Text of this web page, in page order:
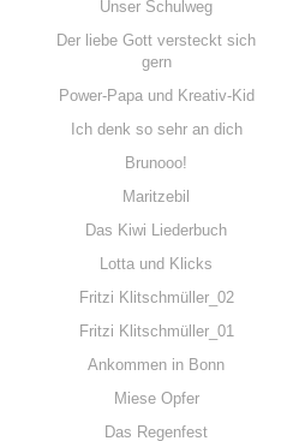
Unser Schulweg
Der liebe Gott versteckt sich
gern
Power-Papa und Kreativ-Kid
Ich denk so sehr an dich
Brunooo!
Maritzebil
Das Kiwi Liederbuch
Lotta und Klicks
Fritzi Klitschmüller_02
Fritzi Klitschmüller_01
Ankommen in Bonn
Miese Opfer
Das Regenfest